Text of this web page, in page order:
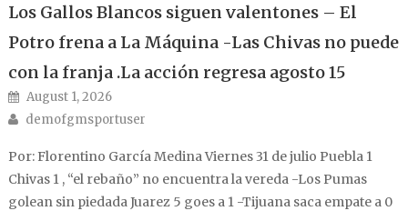
Los Gallos Blancos siguen valentones – El
Potro frena a La Máquina -Las Chivas no puede
con la franja .La acción regresa agosto 15
Posted on
August 1, 2026
Author
demofgmsportuser
Por: Florentino García Medina Viernes 31 de julio Puebla 1
Chivas 1 , “el rebaño” no encuentra la vereda -Los Pumas
golean sin piedada Juarez 5 goes a 1 -Tijuana saca empate a 0